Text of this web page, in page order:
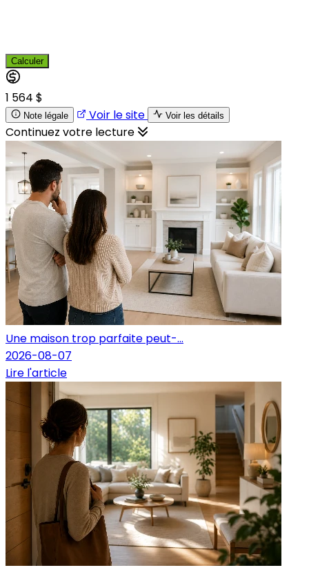
Calculer
1 564 $
Note légale Voir le site Voir les détails
Continuez votre lecture
Une maison trop parfaite peut-...
2026-08-07
Lire l'article